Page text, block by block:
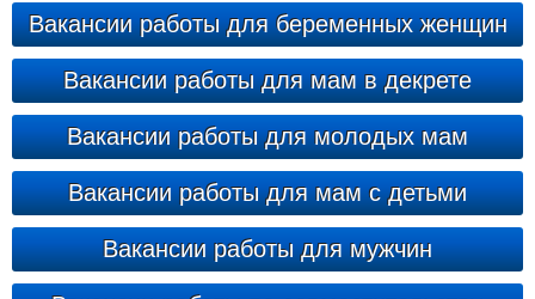
Вакансии работы для беременных женщин
Вакансии работы для мам в декрете
Вакансии работы для молодых мам
Вакансии работы для мам с детьми
Вакансии работы для мужчин